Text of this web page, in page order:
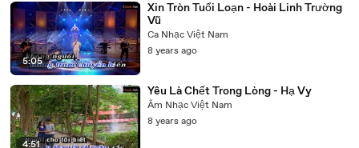
5:05
Xin Tròn Tuổi Loạn - Hoài Linh Trường
Vũ
Ca Nhạc Việt Nam
8 years ago
4:51
Yêu Là Chết Trong Lòng - Hạ Vy
Âm Nhạc Việt Nam
8 years ago